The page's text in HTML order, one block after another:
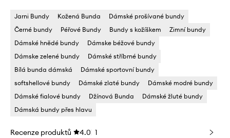
Jarni Bundy Kožená Bunda
Dámské prošívané bundy
Černé bundy
Péřové Bundy Bundy s kožíškem
Zimní bundy
Dámské hnědé bundy
Dámske béžové bundy
Dámske zelené bundy
Dámské stříbrné bundy
Bílá bunda dámská
Dámské sportovní bundy
softshellové bundy
Dámské zlaté bundy
Dámské modré bundy
Dámské fialové bundy
Džínová Bunda
Dámské žluté bundy
Dámská bundy přes hlavu
Recenze produktů 4.0 1